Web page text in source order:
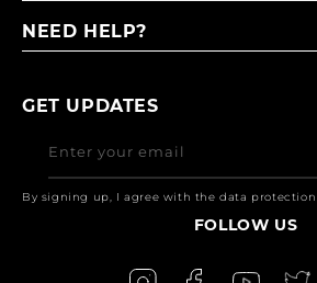
NEED HELP?
GET UPDATES
Enter your email
By signing up, I agree with the data protection
FOLLOW US